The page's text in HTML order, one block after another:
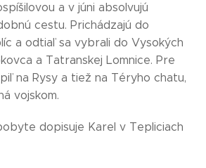
a v júni absolvujú
cestu. Prichádzajú do
a odtiaľ sa vybrali do Vysokých
a Tatranskej Lomnice. Pre
na Rysy a tiež na Téryho chatu,
vojskom.
dopisuje Karel v Tepliciach